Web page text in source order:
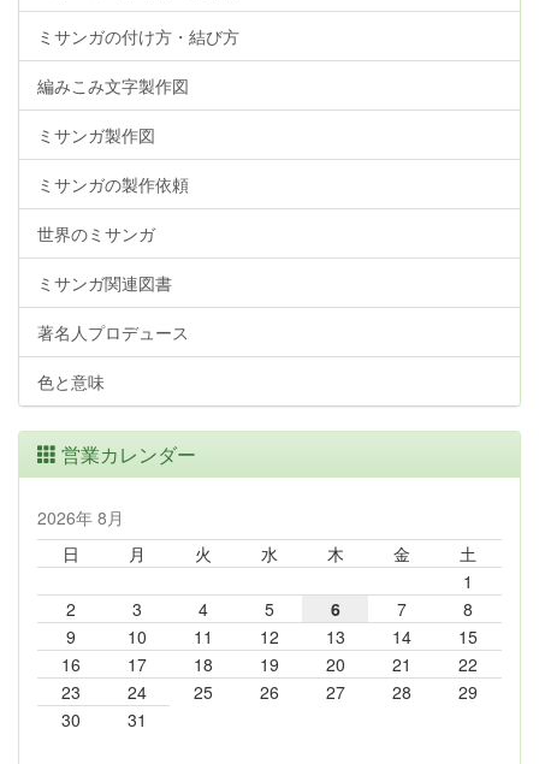
ミサンガの付け方・結び方
編みこみ文字製作図
ミサンガ製作図
ミサンガの製作依頼
世界のミサンガ
ミサンガ関連図書
著名人プロデュース
色と意味
営業カレンダー
2026年 8月
日
月 火 水 木 金
土
1
2
3 4 5 6 7
8
9
10 11 12 13 14
15
16
17 18 19 20 21
22
23
24 25 26 27 28
29
30
31